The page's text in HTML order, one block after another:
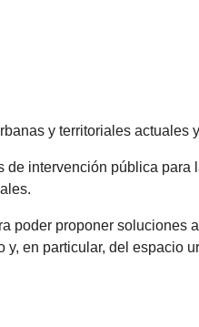
y territoriales actuales
intervención pública
poder proponer
en particular, del espacio